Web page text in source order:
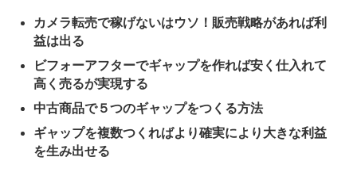
カメラ転売で稼げないはウソ！販売戦略があれば利
益は出る
ビフォーアフターでギャップを作れば安く仕入れて
高く売るが実現する
中古商品で５つのギャップをつくる方法
ギャップを複数つくればより確実により大きな利益
を生み出せる